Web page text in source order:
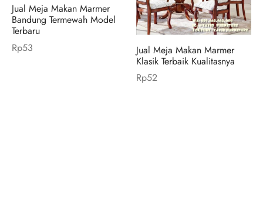
Jual Meja Makan Marmer
Bandung Termewah Model
Terbaru
Rp53
Jual Meja Makan Marmer
Klasik Terbaik Kualitasnya
Rp52